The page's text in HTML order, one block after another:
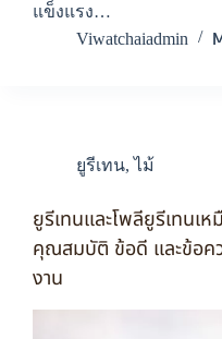
แข็งแรง…
Viwatchaiadmin
ยูรีเทน,ไม้
ยูรีเทนและโพลียูรีเทนเห
คุณสมบัติ ข้อดี และข้อค
งาน